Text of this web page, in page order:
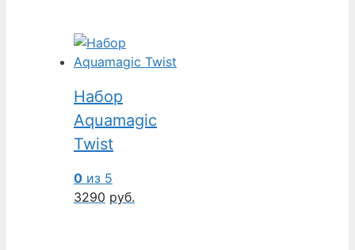
Набор
Aquamagic
Twist
0 из 5
3290 руб.